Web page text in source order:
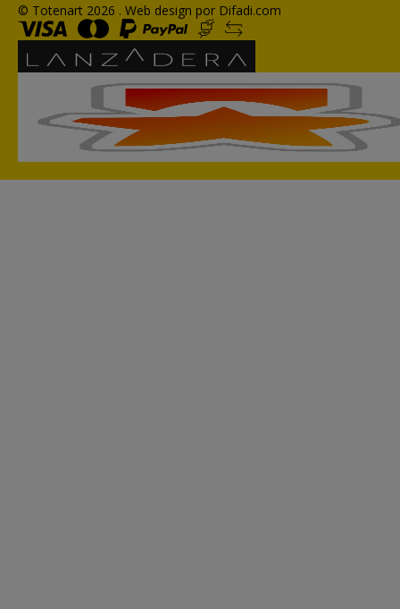
© Totenart 2026 . Web design por Difadi.com